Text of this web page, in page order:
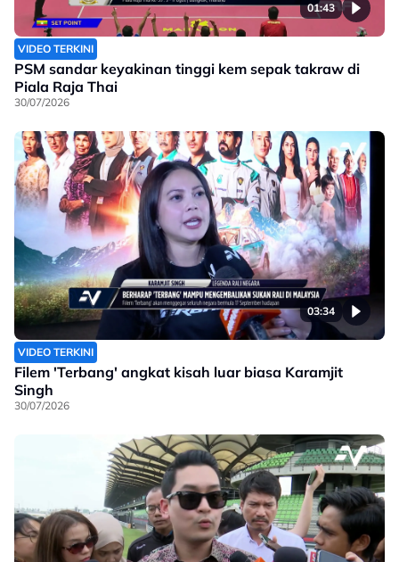
01:43
VIDEO TERKINI
PSM sandar keyakinan tinggi kem sepak takraw di
Piala Raja Thai
30/07/2026
03:34
VIDEO TERKINI
Filem 'Terbang' angkat kisah luar biasa Karamjit
Singh
30/07/2026